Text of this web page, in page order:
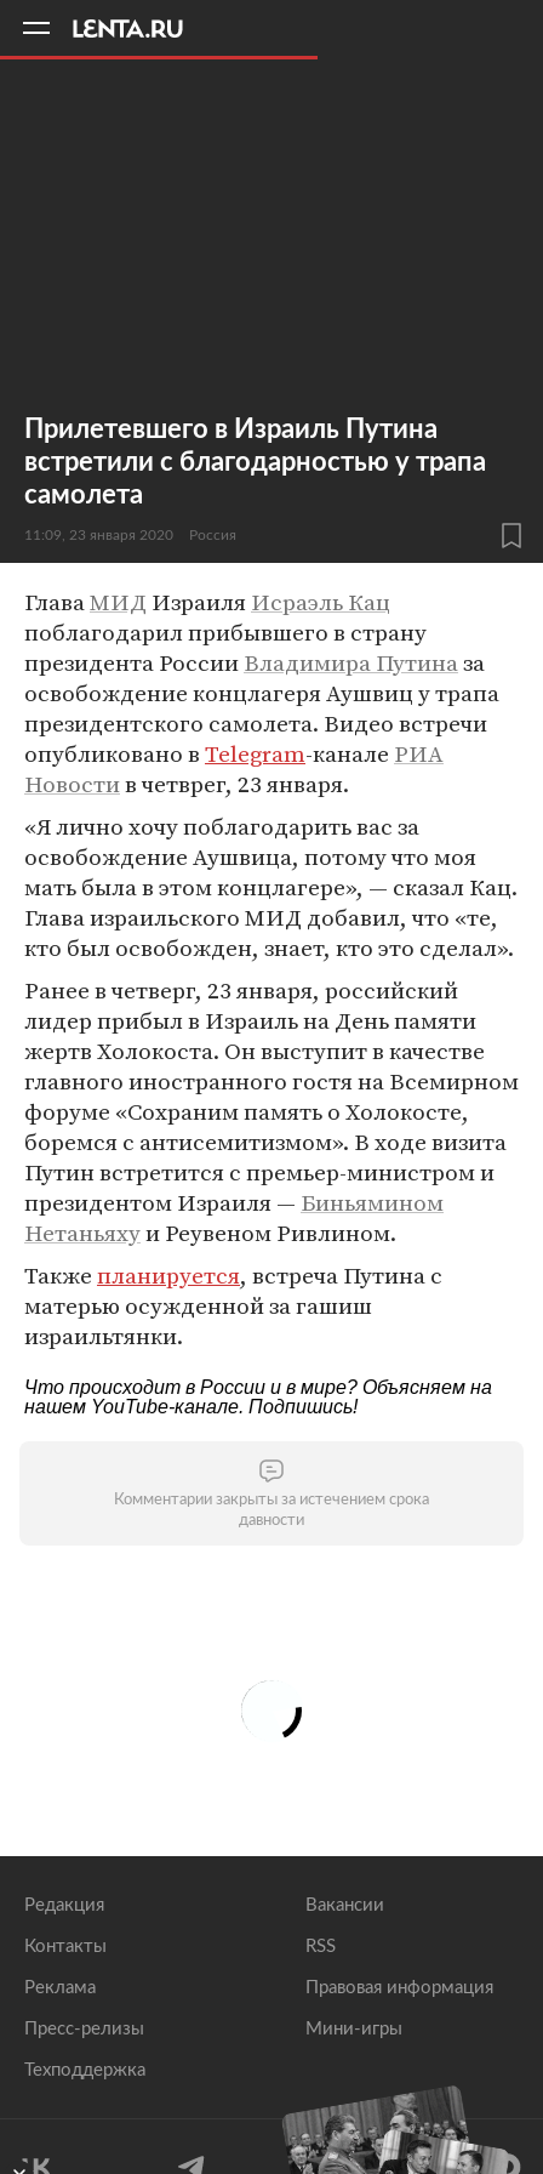
Прилетевшего в Израиль Путина
встретили с благодарностью у трапа
самолета
11:09, 23 января 2020 Россия
ГлаваМИД ИзраиляИсраэль Кац
поблагодарил прибывшего в страну
президента РоссииВладимира Путиназа
освобождение концлагеря Аушвиц у трапа
президентского самолета. Видео встречи
опубликовано вTelegram-канале РИА
Новостив четврег, 23 января.
«Я лично хочу поблагодарить вас за
освобождение Аушвица, потому что моя
мать была в этом концлагере», — сказал Кац.
Глава израильского МИД добавил, что «те,
кто был освобожден, знает, кто это сделал».
Ранее в четверг, 23 января, российский
лидер прибыл в Израиль на День памяти
жертв Холокоста. Он выступит в качестве
главного иностранного гостя на Всемирном
форуме «Сохраним память о Холокосте,
боремся с антисемитизмом». В ходе визита
Путин встретится с премьер-министром и
президентом Израиля — Биньямином
Нетаньяхуи Реувеном Ривлином.
Такжепланируется, встреча Путина с
матерью осужденной за гашиш
израильтянки.
Что происходит в России и в мире? Объясняем на
нашем YouTube-канале. Подпишись!
Комментарии закрыты за истечением срока
давности
Редакция
Контакты
Реклама
Пресс-релизы
Техподдержка
Вакансии
RSS
Правовая информация
Мини-игры